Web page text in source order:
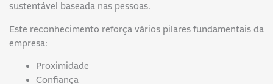
sustentável baseada nas pessoas.
Este reconhecimento reforça vários pilares fundamentais da
empresa:
Proximidade
Confiança